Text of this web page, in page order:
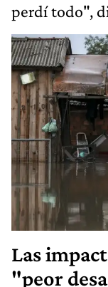
perdí todo",
Las
"peor